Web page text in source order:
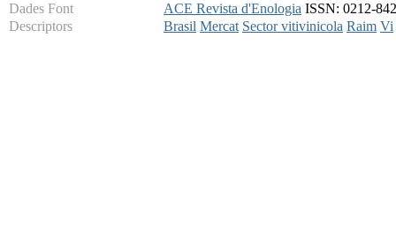
Dades Font
ACE Revista d'Enologia ISSN: 0212-
Descriptors
Brasil Mercat Sector vitivinicola Raim Vi